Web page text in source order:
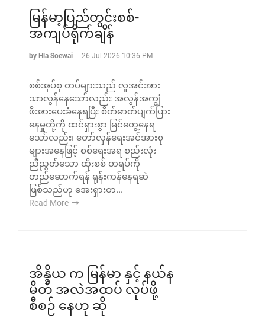
မြန်မာ့ပြည်တွင်းစစ်-
အကျပ်ရိုက်ချိန်
by Hla Soewai - 26 Jul 2026 10:36 PM
စစ်အုပ်စု တပ်များသည် လူအင်အား
သာလွန်နေသော်လည်း အလွန်အကျွံ
ဖိအားပေးခံနေရပြီး စိတ်ဓာတ်ပျက်ပြား
နေမှုတို့ကို ထင်ရှားစွာ မြင်တွေ့နေရ
သော်လည်း၊ တော်လှန်ရေးအင်အားစု
များအနေဖြင့် စစ်ရေးအရ စည်းလုံး
ညီညွတ်သော ထိုးစစ် တရပ်ကို
တည်ဆောက်ရန် ရုန်းကန်နေရဆဲ
ဖြစ်သည်ဟု အေးရှားတ...
Read More
အိန္ဒိယ က မြန်မာ နှင့် နယ်န
မိတ် အလဲအထပ် လုပ်ဖို့
စီစဉ် နေဟု ဆို